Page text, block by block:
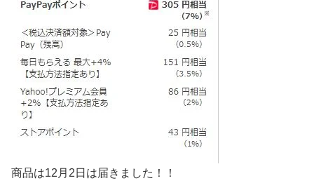
商品は12月2日は届きました！！